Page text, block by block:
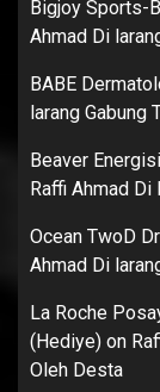
Bigjoy Sports-
Ahmad Di
BABE
larang Gabung
Beaver
Raffi Ahmad
Ocean TwoD
Ahmad Di
La Roche
(Hediye) on
Oleh Desta